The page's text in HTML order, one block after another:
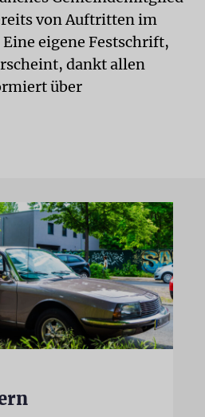
von Auftritten im
eigene Festschrift,
dankt allen
über